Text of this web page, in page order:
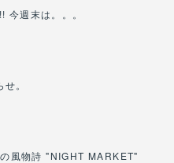
今週末は。。。
。
風物詩 "NIGHT MARKET"